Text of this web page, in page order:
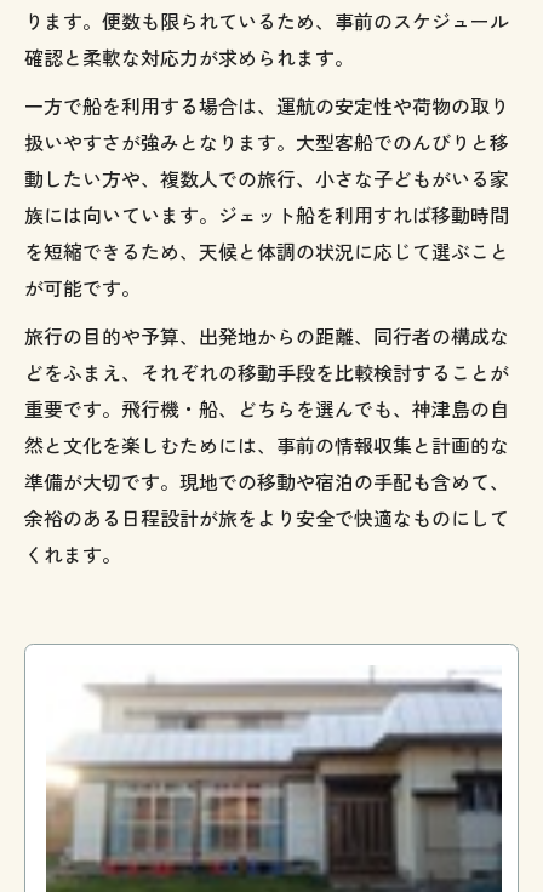
ります。便数も限られているため、事前のスケジュール
確認と柔軟な対応力が求められます。
一方で船を利用する場合は、運航の安定性や荷物の取り
扱いやすさが強みとなります。大型客船でのんびりと移
動したい方や、複数人での旅行、小さな子どもがいる家
族には向いています。ジェット船を利用すれば移動時間
を短縮できるため、天候と体調の状況に応じて選ぶこと
が可能です。
旅行の目的や予算、出発地からの距離、同行者の構成な
どをふまえ、それぞれの移動手段を比較検討することが
重要です。飛行機・船、どちらを選んでも、神津島の自
然と文化を楽しむためには、事前の情報収集と計画的な
準備が大切です。現地での移動や宿泊の手配も含めて、
余裕のある日程設計が旅をより安全で快適なものにして
くれます。